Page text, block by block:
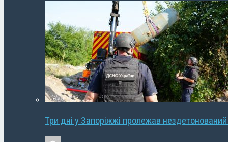
Три дні у Запоріжжі пролежав